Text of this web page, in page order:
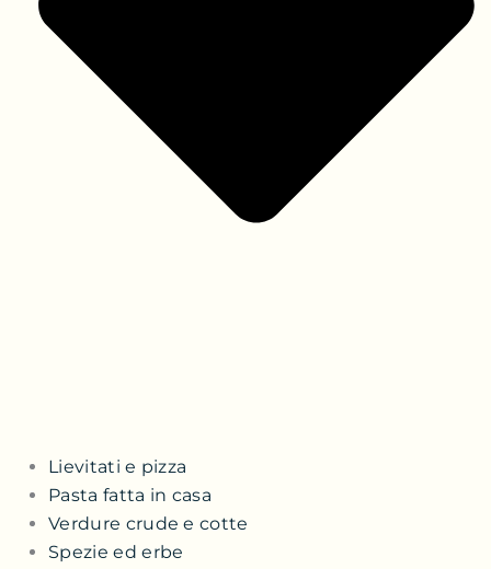
Lievitati e pizza
Pasta fatta in casa
Verdure crude e cotte
Spezie ed erbe